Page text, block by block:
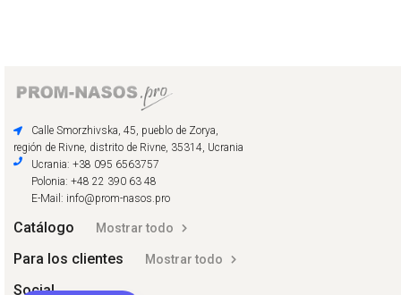
Calle Smorzhivska, 45, pueblo de Zorya,
región de Rivne, distrito de Rivne, 35314, Ucrania
Ucrania: +38 095 6563757
Polonia: +48 22 390 63 48
E-Mail: info@prom-nasos.pro
Catálogo Mostrar todo
Para los clientes Mostrar todo
Social